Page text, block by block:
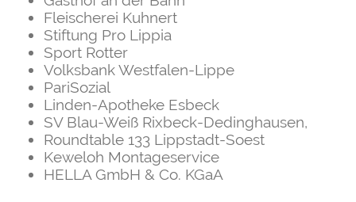
Fleischerei Kuhnert
Stiftung Pro Lippia
Sport Rotter
Volksbank Westfalen-Lippe
PariSozial
Linden-Apotheke Esbeck
SV Blau-Weiß Rixbeck-Dedinghausen,
Roundtable 133 Lippstadt-Soest
Keweloh Montageservice
HELLA GmbH & Co. KGaA